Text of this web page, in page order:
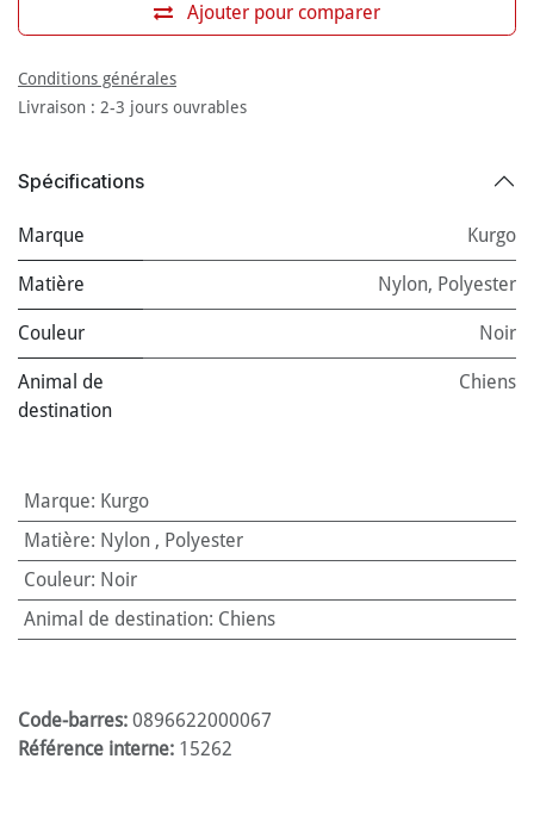
Ajouter pour comparer
Conditions générales
Livraison : 2-3 jours ouvrables
Spécifications
Marque Kurgo
Matière Nylon, Polyester
Couleur Noir
Animal de
destination
Chiens
Marque: Kurgo
Matière: Nylon, Polyester
Couleur: Noir
Animal de destination: Chiens
Code-barres: 0896622000067
Référence interne: 15262